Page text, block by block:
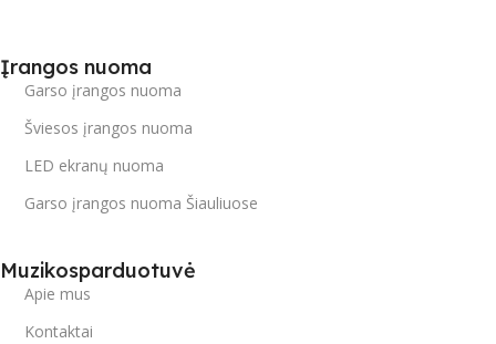
Įrangos nuoma
Garso įrangos nuoma
Šviesos įrangos nuoma
LED ekranų nuoma
Garso įrangos nuoma Šiauliuose
Muzikosparduotuvė
Apie mus
Kontaktai